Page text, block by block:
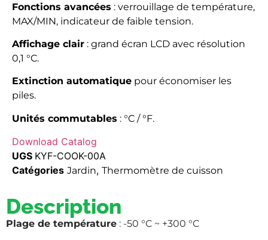
Fonctions avancées : verrouillage de température,
MAX/MIN, indicateur de faible tension.
Affichage clair : grand écran LCD avec résolution
0,1 °C.
Extinction automatique pour économiser les
piles.
Unités commutables : °C / °F.
Download Catalog
UGS KYF-COOK-00A
Catégories Jardin, Thermomètre de cuisson
Description
Plage de température : -50 °C ~ +300 °C